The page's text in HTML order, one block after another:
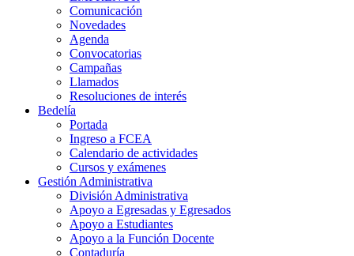
Comunicación
Novedades
Agenda
Convocatorias
Campañas
Llamados
Resoluciones de interés
Bedelía
Portada
Ingreso a FCEA
Calendario de actividades
Cursos y exámenes
Gestión Administrativa
División Administrativa
Apoyo a Egresadas y Egresados
Apoyo a Estudiantes
Apoyo a la Función Docente
Contaduría